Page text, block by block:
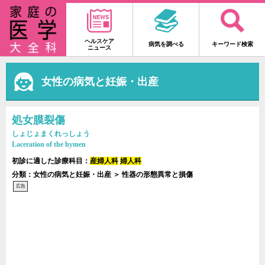
ヘルスケア
ニュース
病気を調べる キーワード検索
女性の病気と妊娠・出産
処女膜裂傷
しょじょまくれっしょう
Laceration of the hymen
初診に適した診療科目： 産婦人科 婦人科
分類：女性の病気と妊娠・出産 ＞ 性器の形態異常と損傷
広告